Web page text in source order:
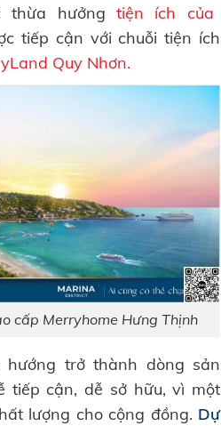
thừa hưởng tiện ích của
tiếp cận với chuỗi tiện ích
Quy Nhơn.
cấp Merryhome Hưng Thịnh
hướng trở thành dòng sản
tiếp cận, dễ sở hữu, vì một
lượng cho cộng đồng. Dự